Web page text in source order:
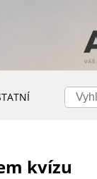
kvízu